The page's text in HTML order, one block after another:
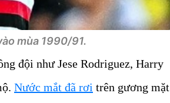
mùa 1990/91.
đội như Jese Rodriguez, Harry
Nước mắt đã rơi trên gương mặt